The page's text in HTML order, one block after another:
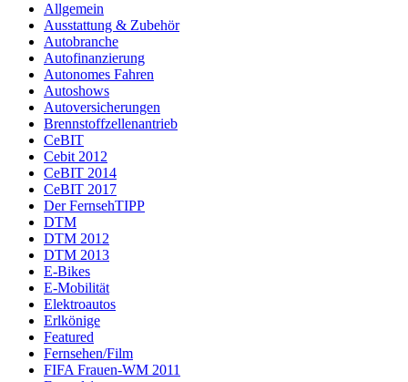
Allgemein
Ausstattung & Zubehör
Autobranche
Autofinanzierung
Autonomes Fahren
Autoshows
Autoversicherungen
Brennstoffzellenantrieb
CeBIT
Cebit 2012
CeBIT 2014
CeBIT 2017
Der FernsehTIPP
DTM
DTM 2012
DTM 2013
E-Bikes
E-Mobilität
Elektroautos
Erlkönige
Featured
Fernsehen/Film
FIFA Frauen-WM 2011